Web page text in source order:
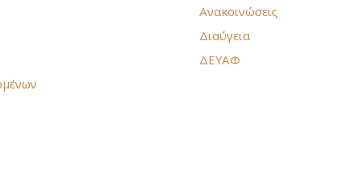
Ανακοινώσεις
Διαύγεια
ΔΕΥΑΦ